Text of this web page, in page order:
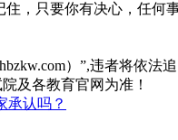
，只要你有决心，任何
）”,违者将依法追
及各教育官网为准！
承认吗？